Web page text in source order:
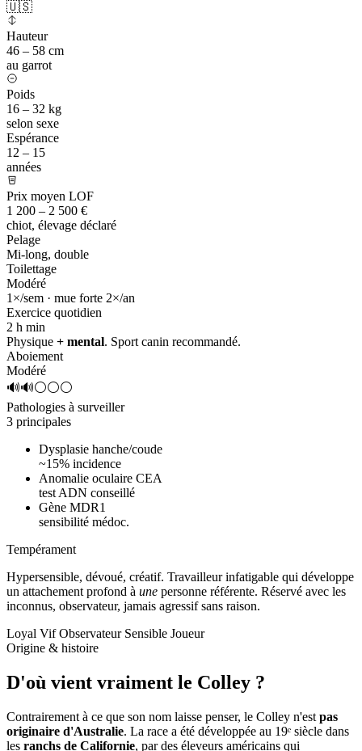
🇺🇸
Hauteur
46 – 58 cm
au garrot
Poids
16 – 32 kg
selon sexe
Espérance
12 – 15
années
Prix moyen LOF
1 200 – 2 500 €
chiot, élevage déclaré
Pelage
Mi-long, double
Toilettage
Modéré
1×/sem · mue forte 2×/an
Exercice quotidien
2 h min
Physique + mental. Sport canin recommandé.
Aboiement
Modéré
🔊🔊⚪⚪⚪
Pathologies à surveiller
3 principales
Dysplasie hanche/coude
~15% incidence
Anomalie oculaire CEA
test ADN conseillé
Gène MDR1
sensibilité médoc.
Tempérament
Hypersensible, dévoué, créatif. Travailleur infatigable qui développe
un attachement profond à une personne référente. Réservé avec les
inconnus, observateur, jamais agressif sans raison.
Loyal Vif Observateur Sensible Joueur
Origine & histoire
D'où vient vraiment le Colley ?
Contrairement à ce que son nom laisse penser, le Colley n'est pas
originaire d'Australie. La race a été développée au 19ᵉ siècle dans
les ranchs de Californie, par des éleveurs américains qui